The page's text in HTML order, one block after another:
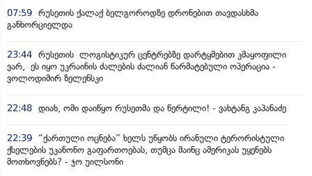
07:59 რუსეთის ქალაქ ბელგოროდზე დრონებით თავდასხმა
განხორციელდა
23:44 რუსეთის ლოგისტიკურ ცენტრებზე დარტყმებით კმაყოფილი
ვარ, ეს იყო უკრაინის ძალების ძალიან წარმატებული ოპერაცია -
ვოლოდიმირ ზელენსკი
22:48 დიახ, ომი დაიწყო რუსეთმა და წერტილი! - ვახტანგ კაპანაძე
22:39
“ქართული ოცნება” ხელს უწყობს ირანული ტერორისტული
ქსელების უკანონო გაფართოებას, თუმცა მაინც ამერიკას უყენებს
მოთხოვნებს? - ჯო უილსონი